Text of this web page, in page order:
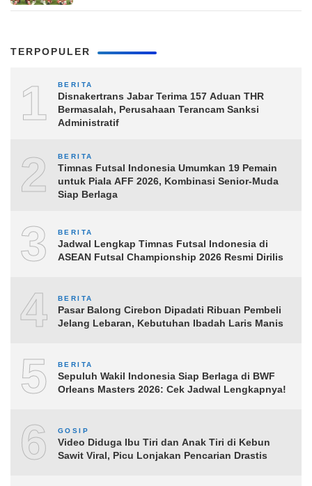
TERPOPULER
1 BERITA
Disnakertrans Jabar Terima 157 Aduan THR
Bermasalah, Perusahaan Terancam Sanksi
Administratif
2 BERITA
Timnas Futsal Indonesia Umumkan 19 Pemain
untuk Piala AFF 2026, Kombinasi Senior-Muda
Siap Berlaga
3 BERITA
Jadwal Lengkap Timnas Futsal Indonesia di
ASEAN Futsal Championship 2026 Resmi Dirilis
4 BERITA
Pasar Balong Cirebon Dipadati Ribuan Pembeli
Jelang Lebaran, Kebutuhan Ibadah Laris Manis
5 BERITA
Sepuluh Wakil Indonesia Siap Berlaga di BWF
Orleans Masters 2026: Cek Jadwal Lengkapnya!
6 GOSIP
Video Diduga Ibu Tiri dan Anak Tiri di Kebun
Sawit Viral, Picu Lonjakan Pencarian Drastis